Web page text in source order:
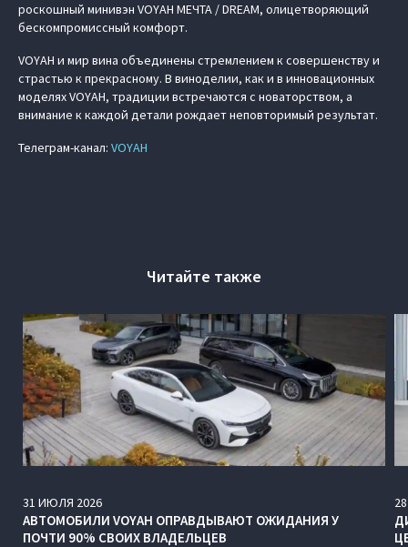
роскошный минивэн VOYAH МЕЧТА / DREAM, олицетворяющий
бескомпромиссный комфорт.
VOYAH и мир вина объединены стремлением к совершенству и
страстью к прекрасному. В виноделии, как и в инновационных
моделях VOYAH, традиции встречаются с новаторством, а
внимание к каждой детали рождает неповторимый результат.
Телеграм-канал: VOYAH
Читайте также
31 ИЮЛЯ 2026
АВТОМОБИЛИ VOYAH ОПРАВДЫВАЮТ ОЖИДАНИЯ У
ПОЧТИ 90% СВОИХ ВЛАДЕЛЬЦЕВ
28